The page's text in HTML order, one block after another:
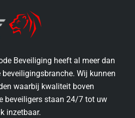
Beveiliging heeft al meer dan
Wij kunnen
waarbij kwaliteit boven
beveiligers staan 24/7 tot uw
inzetbaar.